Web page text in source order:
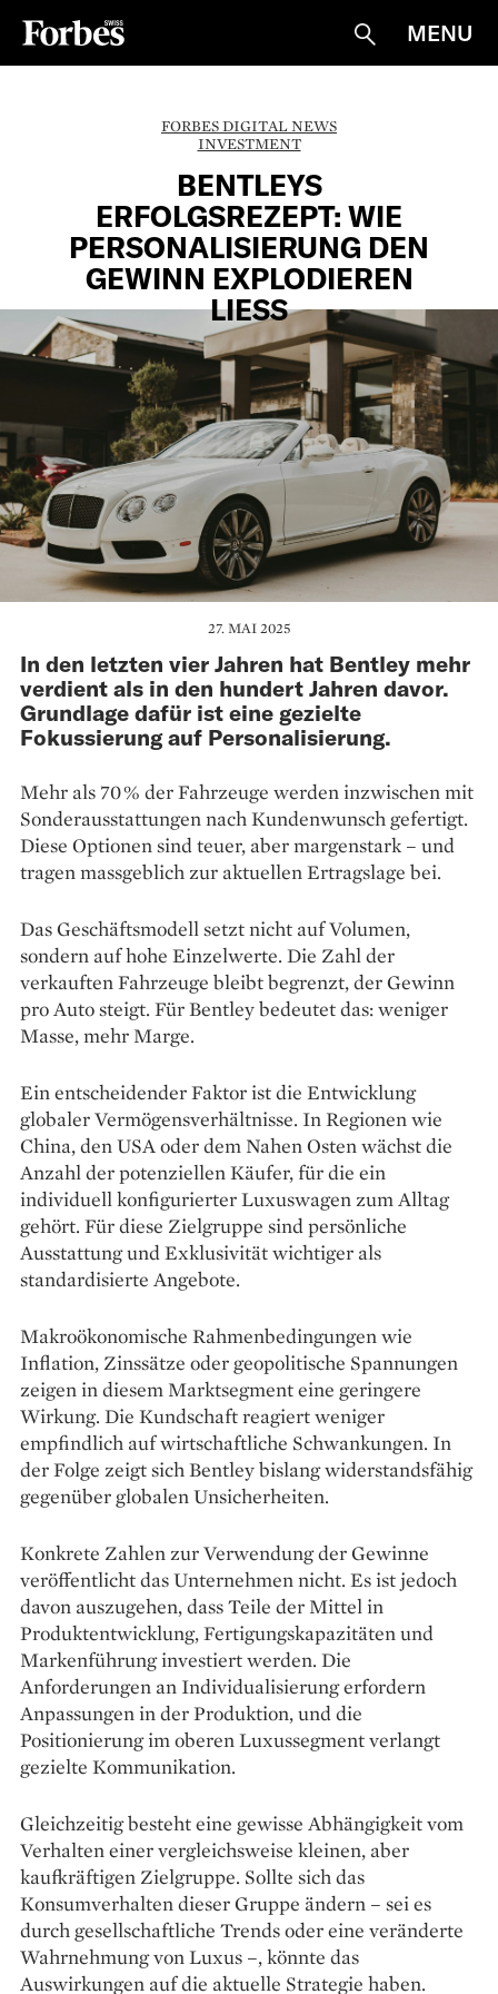
Suche
MENU
FORBES DIGITAL NEWS
INVESTMENT
BENTLEYS
ERFOLGSREZEPT: WIE
PERSONALISIERUNG DEN
GEWINN EXPLODIEREN
LIESS
27. MAI 2025
In den letzten vier Jahren hat Bentley mehr
verdient als in den hundert Jahren davor.
Grundlage dafür ist eine gezielte
Fokussierung auf Personalisierung.
Mehr als 70 % der Fahrzeuge werden inzwischen mit
Sonderausstattungen nach Kundenwunsch gefertigt.
Diese Optionen sind teuer, aber margenstark – und
tragen massgeblich zur aktuellen Ertragslage bei.
Das Geschäftsmodell setzt nicht auf Volumen,
sondern auf hohe Einzelwerte. Die Zahl der
verkauften Fahrzeuge bleibt begrenzt, der Gewinn
pro Auto steigt. Für Bentley bedeutet das: weniger
Masse, mehr Marge.
Ein entscheidender Faktor ist die Entwicklung
globaler Vermögensverhältnisse. In Regionen wie
China, den USA oder dem Nahen Osten wächst die
Anzahl der potenziellen Käufer, für die ein
individuell konfigurierter Luxuswagen zum Alltag
gehört. Für diese Zielgruppe sind persönliche
Ausstattung und Exklusivität wichtiger als
standardisierte Angebote.
Makroökonomische Rahmenbedingungen wie
Inflation, Zinssätze oder geopolitische Spannungen
zeigen in diesem Marktsegment eine geringere
Wirkung. Die Kundschaft reagiert weniger
empfindlich auf wirtschaftliche Schwankungen. In
der Folge zeigt sich Bentley bislang widerstandsfähig
gegenüber globalen Unsicherheiten.
Konkrete Zahlen zur Verwendung der Gewinne
veröffentlicht das Unternehmen nicht. Es ist jedoch
davon auszugehen, dass Teile der Mittel in
Produktentwicklung, Fertigungskapazitäten und
Markenführung investiert werden. Die
Anforderungen an Individualisierung erfordern
Anpassungen in der Produktion, und die
Positionierung im oberen Luxussegment verlangt
gezielte Kommunikation.
Gleichzeitig besteht eine gewisse Abhängigkeit vom
Verhalten einer vergleichsweise kleinen, aber
kaufkräftigen Zielgruppe. Sollte sich das
Konsumverhalten dieser Gruppe ändern – sei es
durch gesellschaftliche Trends oder eine veränderte
Wahrnehmung von Luxus –, könnte das
Auswirkungen auf die aktuelle Strategie haben.